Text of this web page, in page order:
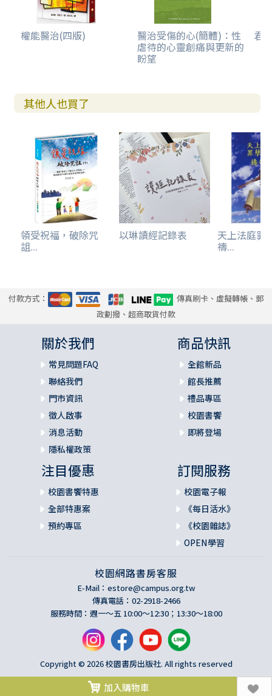
權能醫治(四版) 醫治受傷的心(簡體)：性
虐待的心靈創痛與更新的
盼望
君
其他人也買了
領受祝福，破除咒
詛...
以琳讀經記錄表 天上法庭罪
禱...
付款方式：
傳真刷卡、虛擬轉帳、郵
政劃撥、超商取貨付款
關於我們
常見問題FAQ
聯絡我們
門市資訊
徵人啟事
消息活動
隱私權政策
商品快訊
全館新品
館長推薦
禮品專區
校園書饗
即將登場
注目優惠
校園書饗特惠
全部特惠案
預約專區
訂閱服務
校園電子報
《每日活水》
《校園雜誌》
OPEN學習
校園網路書房客服
E-Mail： estore@campus.org.tw
傳真電話：02-2918-2466
服務時間：週一～五 10:00～12:30；13:30～18:00
Copyright © 2026 校園書房出版社. All rights reserved
加入購物車